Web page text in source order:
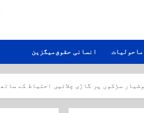
ماحولیات انسانی حقوقمیگزین
سڑکوں پر گاڑی چلائیں احتیاط کے ساتھ